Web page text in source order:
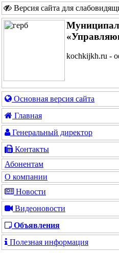
Версия сайта для
kochkijkh.ru -
Основная версия сайта
Главная
Генеральный директор
Контакты
Абонентам
О компании
Новости
Видеоновости
Объявления
Полезная информация